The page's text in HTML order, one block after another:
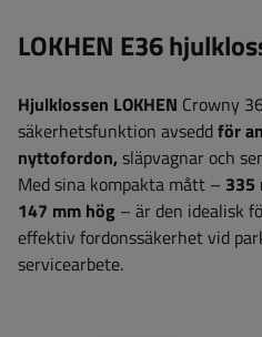
LOKHEN E36
Hjulklossen LOKHEN Crowny
säkerhetsfunktion avseddför
nyttofordon,släpvagnar och
Med sina kompakta mått – 335
147 mm hög – är den idealisk
effektiv fordonssäkerhet vid
servicearbete.